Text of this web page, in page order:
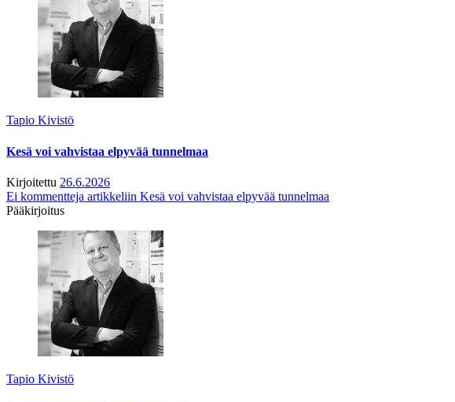
Tapio Kivistö
Kesä voi vahvistaa elpyvää tunnelmaa
Kirjoitettu 26.6.2026
Ei kommentteja artikkeliin Kesä voi vahvistaa elpyvää tunnelmaa
Pääkirjoitus
Tapio Kivistö